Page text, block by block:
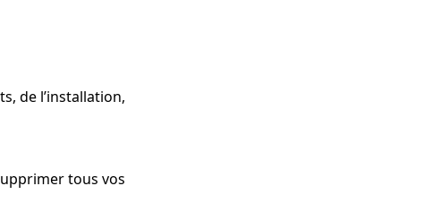
de l’installation,
tous vos